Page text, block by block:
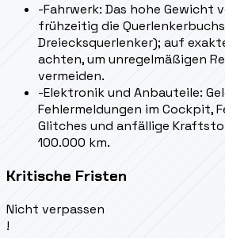
-Fahrwerk: Das hohe Gewicht
frühzeitig die
Dreiecksquerlenker); auf
achten, um unregelmäßigen
vermeiden.
-Elektronik und Anbauteile:
Fehlermeldungen im Cockpit,
Glitches und anfällige
100.000 km.
Kritische Fristen
Nicht verpassen
!